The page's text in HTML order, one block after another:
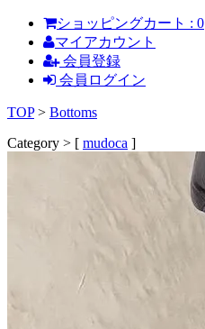
ショッピングカート : 0
マイアカウント
会員登録
会員ログイン
TOP > Bottoms
Category > [ mudoca ]